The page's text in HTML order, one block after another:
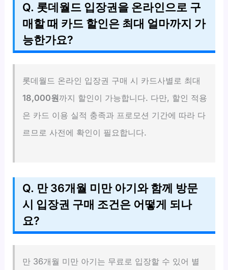
Q. 롯데월드 입장권을 온라인으로 구
매할 때 카드 할인은 최대 얼마까지 가
능한가요?
롯데월드 온라인 입장권 구매 시 카드사별로 최대
18,000원까지 할인이 가능합니다. 다만, 할인 적용
은 카드 이용 실적 충족과 프로모션 기간에 따라 다
르므로 사전에 확인이 필요합니다.
Q. 만 36개월 미만 아기와 함께 방문
시 입장권 구매 조건은 어떻게 되나
요?
만 36개월 미만 아기는 무료로 입장할 수 있어 별